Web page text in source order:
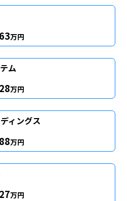
万円
ム
万円
ィングス
万円
万円